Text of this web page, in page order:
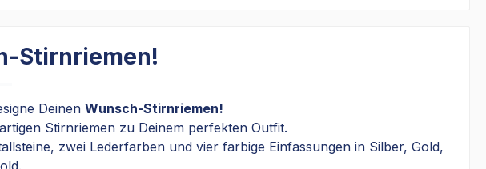
Stirnriemen!
Deinen Wunsch-Stirnriemen!
Stirnriemen zu Deinem perfekten Outfit.
zwei Lederfarben und vier farbige Einfassungen in Silber, Gold,